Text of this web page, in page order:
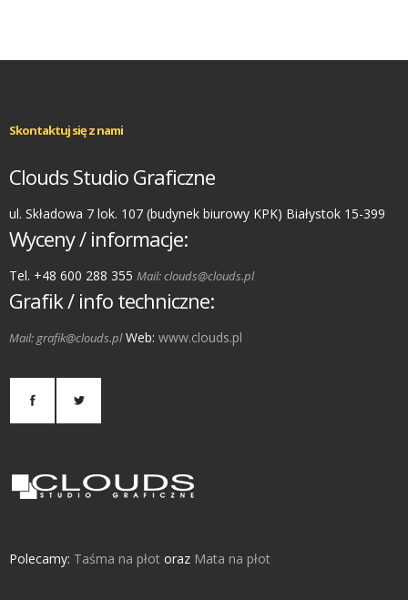
Skontaktuj się z nami
Clouds Studio Graficzne
ul. Składowa 7 lok. 107 (budynek biurowy KPK) Białystok 15-399
Wyceny / informacje:
Tel. +48 600 288 355 Mail: clouds@clouds.pl
Grafik / info techniczne:
Mail: grafik@clouds.plWeb: www.clouds.pl
Polecamy: Taśma na płot oraz Mata na płot